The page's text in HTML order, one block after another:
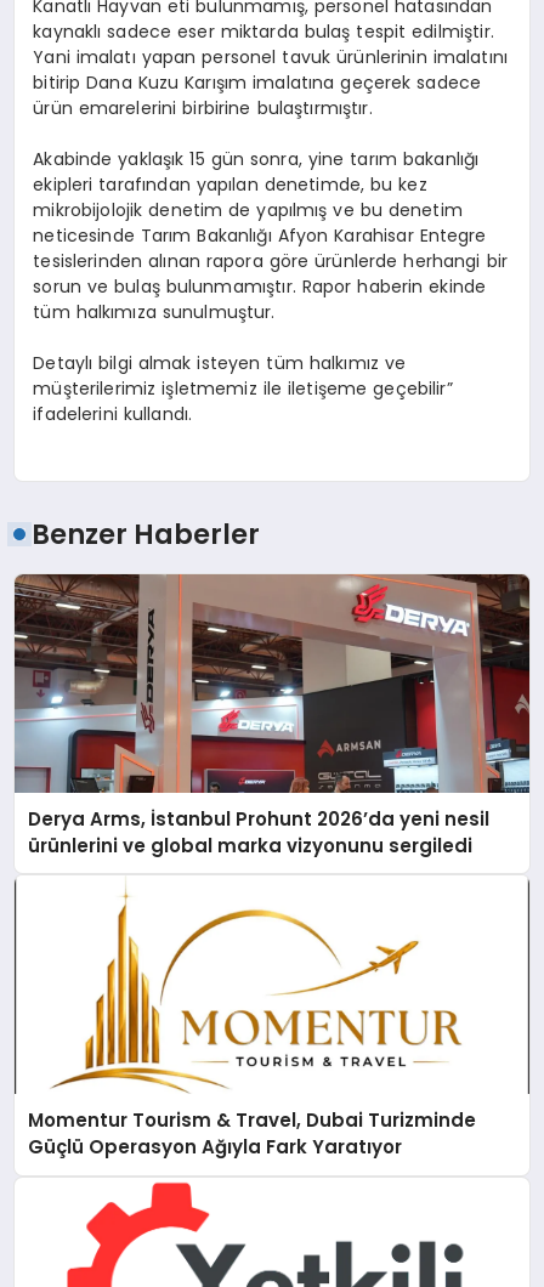
Kanatlı Hayvan eti bulunmamış, personel hatasından
kaynaklı sadece eser miktarda bulaş tespit edilmiştir.
Yani imalatı yapan personel tavuk ürünlerinin imalatını
bitirip Dana Kuzu Karışım imalatına geçerek sadece
ürün emarelerini birbirine bulaştırmıştır.
Akabinde yaklaşık 15 gün sonra, yine tarım bakanlığı
ekipleri tarafından yapılan denetimde, bu kez
mikrobijolojik denetim de yapılmış ve bu denetim
neticesinde Tarım Bakanlığı Afyon Karahisar Entegre
tesislerinden alınan rapora göre ürünlerde herhangi bir
sorun ve bulaş bulunmamıştır. Rapor haberin ekinde
tüm halkımıza sunulmuştur.
Detaylı bilgi almak isteyen tüm halkımız ve
müşterilerimiz işletmemiz ile iletişeme geçebilir”
ifadelerini kullandı.
Benzer Haberler
Derya Arms, İstanbul Prohunt 2026’da yeni nesil
ürünlerini ve global marka vizyonunu sergiledi
Momentur Tourism & Travel, Dubai Turizminde
Güçlü Operasyon Ağıyla Fark Yaratıyor